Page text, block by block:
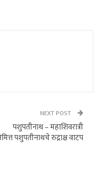
NEXT POST
पशुपतीनाथ – महाशिवरात्री
पशुपतीनाथचे रुद्राक्ष वाटप